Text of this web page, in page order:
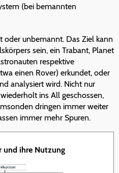
(bei bemannten
oder unbemannt. Das Ziel kann
sein, ein Trabant, Planet
respektive
einen Rover) erkundet, oder
analysiert wird. Nicht nur
ins All geschossen,
dringen immer weiter
immer mehr Spuren.
und ihre Nutzung